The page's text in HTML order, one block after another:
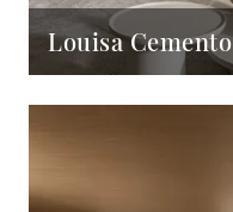
Louisa Cemento